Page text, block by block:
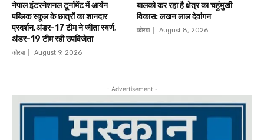
नेपाल इंटरनेशनल टूर्नामेंट में आर्यन
पब्लिक स्कूल के छात्रों का शानदार
प्रदर्शन,अंडर-17 टीम ने जीता स्वर्ण,
अंडर-19 टीम रही उपविजेता
कोरबा August 9, 2026
बालको कर रहा है क्षेत्र का चहुंमुखी
विकास: लखन लाल देवांगन
कोरबा August 8, 2026
- Advertisement -